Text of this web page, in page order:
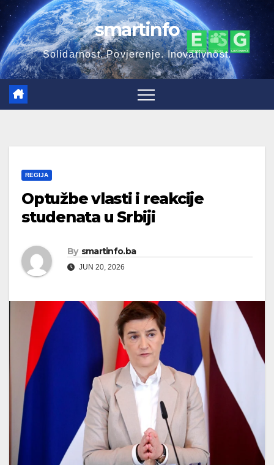
Skip
to
content
smartinfo
Solidarnost. Povjerenje. Inovativnost.
REGIJA
Optužbe vlasti i reakcije
studenata u Srbiji
By smartinfo.ba
JUN 20, 2026